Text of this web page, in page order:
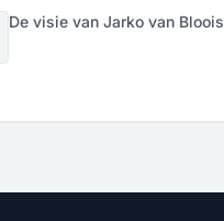
De visie van Jarko van Bloois